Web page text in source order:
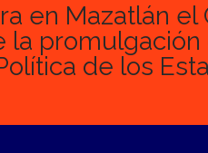
en Mazatlán el
la promulgación
de los